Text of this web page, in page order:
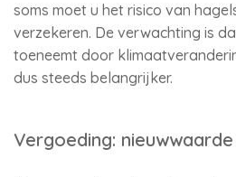
soms moet u het risico van
verzekeren. De verwachting is
toeneemt door
dus steeds belangrijker.
Vergoeding: